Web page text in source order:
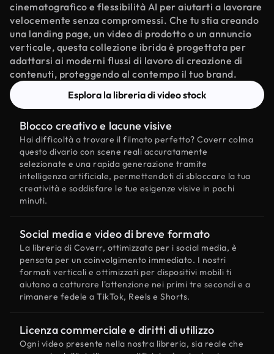
cinematografico e flessibilità AI per aiutarti a lavorare
velocemente senza compromessi. Che tu stia creando
una landing page, un video di prodotto o un annuncio
verticale, questa collezione ibrida è progettata per
adattarsi ai moderni flussi di lavoro di creazione di
contenuti, proteggendo al contempo il tuo brand.
Esplora la libreria di video stock
Blocco creativo e lacune visive
Hai difficoltà a trovare il filmato perfetto? Coverr colma
questo divario con scene reali accuratamente
selezionate e una rapida generazione tramite
intelligenza artificiale, permettendoti di sbloccare la tua
creatività e soddisfare le tue esigenze visive in pochi
minuti.
Social media e video di breve formato
La libreria di Coverr, ottimizzata per i social media, è
pensata per un coinvolgimento immediato. I nostri
formati verticali e ottimizzati per dispositivi mobili ti
aiutano a catturare l'attenzione nei primi tre secondi e a
rimanere fedele a TikTok, Reels e Shorts.
Licenza commerciale e diritti di utilizzo
Ogni video presente nella nostra libreria, sia reale che